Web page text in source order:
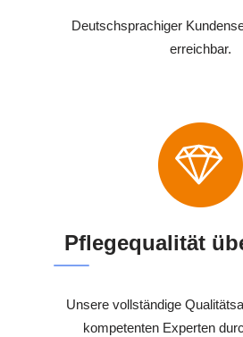
Deutschsprachiger
erreichbar.
Pflegequalität
Unsere vollständige
kompetenten Experten